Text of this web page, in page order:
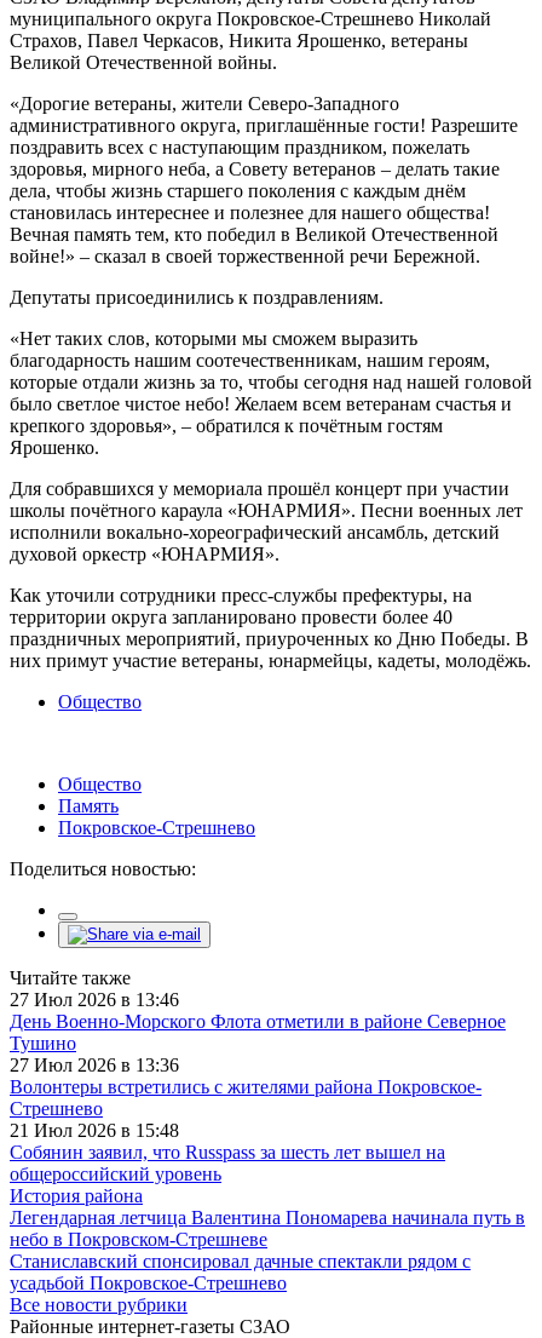
муниципального округа Покровское-Стрешнево Николай
Страхов, Павел Черкасов, Никита Ярошенко, ветераны
Великой Отечественной войны.
«Дорогие ветераны, жители Северо-Западного
административного округа, приглашённые гости! Разрешите
поздравить всех с наступающим праздником, пожелать
здоровья, мирного неба, а Совету ветеранов – делать такие
дела, чтобы жизнь старшего поколения с каждым днём
становилась интереснее и полезнее для нашего общества!
Вечная память тем, кто победил в Великой Отечественной
войне!» – сказал в своей торжественной речи Бережной.
Депутаты присоединились к поздравлениям.
«Нет таких слов, которыми мы сможем выразить
благодарность нашим соотечественникам, нашим героям,
которые отдали жизнь за то, чтобы сегодня над нашей головой
было светлое чистое небо! Желаем всем ветеранам счастья и
крепкого здоровья», – обратился к почётным гостям
Ярошенко.
Для собравшихся у мемориала прошёл концерт при участии
школы почётного караула «ЮНАРМИЯ». Песни военных лет
исполнили вокально-хореографический ансамбль, детский
духовой оркестр «ЮНАРМИЯ».
Как уточили сотрудники пресс-службы префектуры, на
территории округа запланировано провести более 40
праздничных мероприятий, приуроченных ко Дню Победы. В
них примут участие ветераны, юнармейцы, кадеты, молодёжь.
Общество
Общество
Память
Покровское-Стрешнево
Поделиться новостью:
Читайте также
27 Июл 2026 в 13:46
День Военно-Морского Флота отметили в районе Северное
Тушино
27 Июл 2026 в 13:36
Волонтеры встретились с жителями района Покровское-
Стрешнево
21 Июл 2026 в 15:48
Собянин заявил, что Russpass за шесть лет вышел на
общероссийский уровень
История района
Легендарная летчица Валентина Пономарева начинала путь в
небо в Покровском-Стрешневе
Станиславский спонсировал дачные спектакли рядом с
усадьбой Покровское-Стрешнево
Все новости рубрики
Районные интернет-газеты СЗАО